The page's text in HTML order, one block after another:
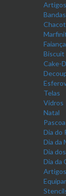
Faiança
Biscuit
Cake-
Telas
Vidros
Natal
Pascoa
Dia do
Dia da
Dia
Dia da